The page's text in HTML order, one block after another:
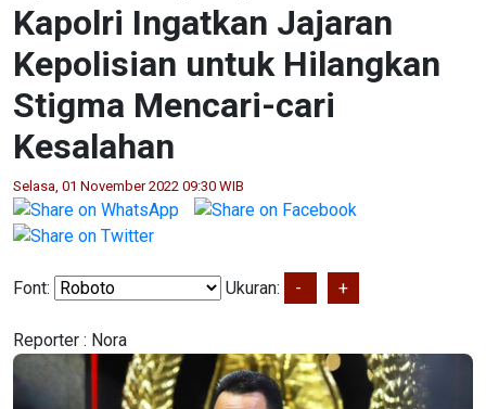
Kapolri Ingatkan Jajaran
Kepolisian untuk Hilangkan
Stigma Mencari-cari
Kesalahan
Selasa, 01 November 2022 09:30 WIB
Font: Ukuran: - +
Reporter : Nora